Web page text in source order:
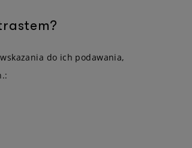
do ich podawania,